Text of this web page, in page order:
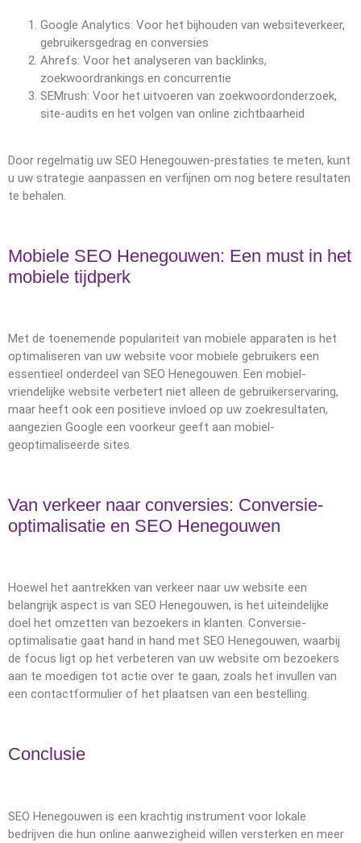
Google Analytics: Voor het bijhouden van websiteverkeer,
gebruikersgedrag en conversies
Ahrefs: Voor het analyseren van backlinks,
zoekwoordrankings en concurrentie
SEMrush: Voor het uitvoeren van zoekwoordonderzoek,
site-audits en het volgen van online zichtbaarheid
Door regelmatig uw SEO Henegouwen-prestaties te meten, kunt
u uw strategie aanpassen en verfijnen om nog betere resultaten
te behalen.
Mobiele SEO Henegouwen: Een must in het
mobiele tijdperk
Met de toenemende populariteit van mobiele apparaten is het
optimaliseren van uw website voor mobiele gebruikers een
essentieel onderdeel van SEO Henegouwen. Een mobiel-
vriendelijke website verbetert niet alleen de gebruikerservaring,
maar heeft ook een positieve invloed op uw zoekresultaten,
aangezien Google een voorkeur geeft aan mobiel-
geoptimaliseerde sites.
Van verkeer naar conversies: Conversie-
optimalisatie en SEO Henegouwen
Hoewel het aantrekken van verkeer naar uw website een
belangrijk aspect is van SEO Henegouwen, is het uiteindelijke
doel het omzetten van bezoekers in klanten. Conversie-
optimalisatie gaat hand in hand met SEO Henegouwen, waarbij
de focus ligt op het verbeteren van uw website om bezoekers
aan te moedigen tot actie over te gaan, zoals het invullen van
een contactformulier of het plaatsen van een bestelling.
Conclusie
SEO Henegouwen is een krachtig instrument voor lokale
bedrijven die hun online aanwezigheid willen versterken en meer